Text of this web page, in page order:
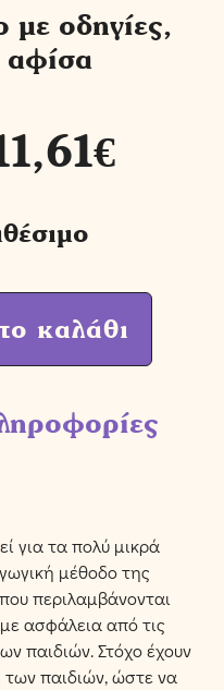
με οδηγίες,
αφίσα
€
καλάθι
για τα πολύ μικρά
μέθοδο της
περιλαμβάνονται
ασφάλεια από τις
παιδιών. Στόχο έχουν
παιδιών, ώστε να